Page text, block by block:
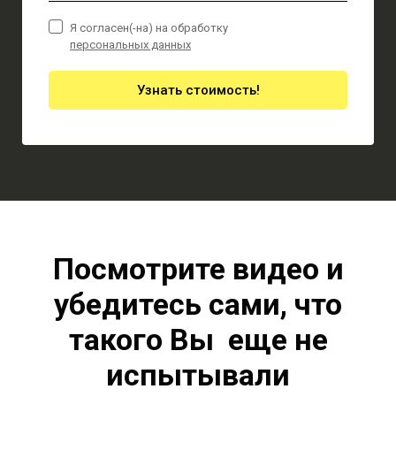
Узнать стоимость!
Я согласен(-на) на обработку
персональных данных
Посмотрите видео и
убедитесь сами, что
такого Вы еще не
испытывали